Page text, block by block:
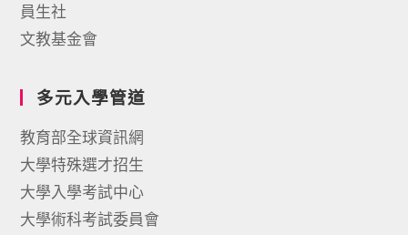
員生社
文教基金會
多元入學管道
教育部全球資訊網
大學特殊選才招生
大學入學考試中心
大學術科考試委員會